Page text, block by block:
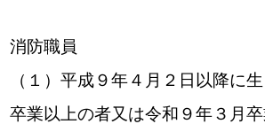
消防職員
（１）平成９年４月２日以降に
卒業以上の者又は令和９年３月